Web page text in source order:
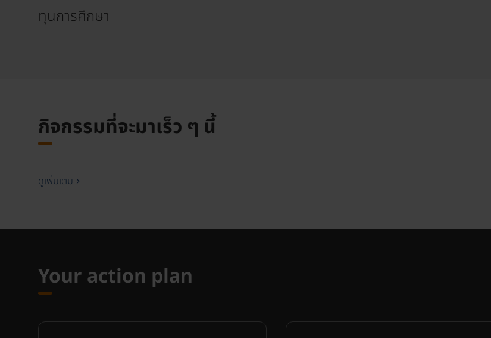
ทุนการศึกษา
กิจกรรมที่จะมาเร็ว ๆ นี้
ดูเพิ่มเติม
Your action plan